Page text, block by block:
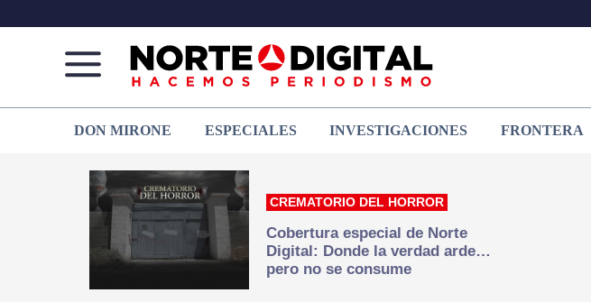
de
Juárez
que
hacemos periodismo
DON MIRONE ESPECIALES INVESTIGACIONES FRONTERA
CREMATORIO DEL HORROR
Cobertura especial de Norte
Digital: Donde la verdad arde…
pero no se consume